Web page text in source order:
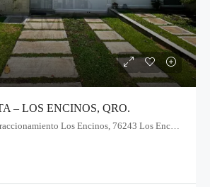
– LOS ENCINOS, QRO.